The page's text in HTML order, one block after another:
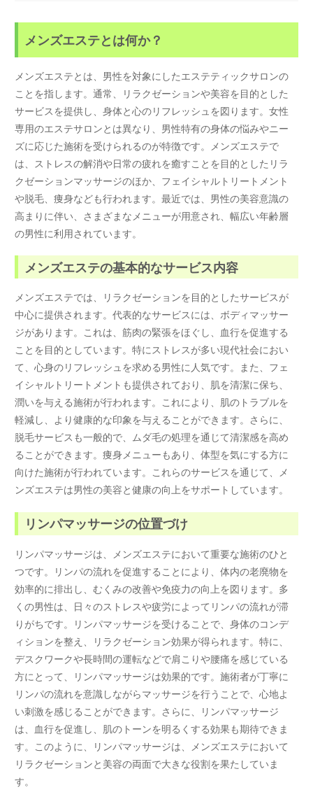
メンズエステとは何か？
メンズエステとは、男性を対象にしたエステティックサロンの
ことを指します。通常、リラクゼーションや美容を目的とした
サービスを提供し、身体と心のリフレッシュを図ります。女性
専用のエステサロンとは異なり、男性特有の身体の悩みやニー
ズに応じた施術を受けられるのが特徴です。メンズエステで
は、ストレスの解消や日常の疲れを癒すことを目的としたリラ
クゼーションマッサージのほか、フェイシャルトリートメント
や脱毛、痩身なども行われます。最近では、男性の美容意識の
高まりに伴い、さまざまなメニューが用意され、幅広い年齢層
の男性に利用されています。
メンズエステの基本的なサービス内容
メンズエステでは、リラクゼーションを目的としたサービスが
中心に提供されます。代表的なサービスには、ボディマッサー
ジがあります。これは、筋肉の緊張をほぐし、血行を促進する
ことを目的としています。特にストレスが多い現代社会におい
て、心身のリフレッシュを求める男性に人気です。また、フェ
イシャルトリートメントも提供されており、肌を清潔に保ち、
潤いを与える施術が行われます。これにより、肌のトラブルを
軽減し、より健康的な印象を与えることができます。さらに、
脱毛サービスも一般的で、ムダ毛の処理を通じて清潔感を高め
ることができます。痩身メニューもあり、体型を気にする方に
向けた施術が行われています。これらのサービスを通じて、メ
ンズエステは男性の美容と健康の向上をサポートしています。
リンパマッサージの位置づけ
リンパマッサージは、メンズエステにおいて重要な施術のひと
つです。リンパの流れを促進することにより、体内の老廃物を
効率的に排出し、むくみの改善や免疫力の向上を図ります。多
くの男性は、日々のストレスや疲労によってリンパの流れが滞
りがちです。リンパマッサージを受けることで、身体のコンデ
ィションを整え、リラクゼーション効果が得られます。特に、
デスクワークや長時間の運転などで肩こりや腰痛を感じている
方にとって、リンパマッサージは効果的です。施術者が丁寧に
リンパの流れを意識しながらマッサージを行うことで、心地よ
い刺激を感じることができます。さらに、リンパマッサージ
は、血行を促進し、肌のトーンを明るくする効果も期待できま
す。このように、リンパマッサージは、メンズエステにおいて
リラクゼーションと美容の両面で大きな役割を果たしていま
す。